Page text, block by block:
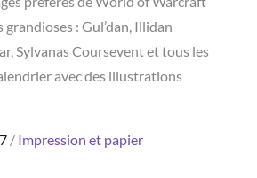
grandioses : Gul’dan, Illidan
Sylvanas Coursevent et tous les
avec des illustrations
Impression et papier